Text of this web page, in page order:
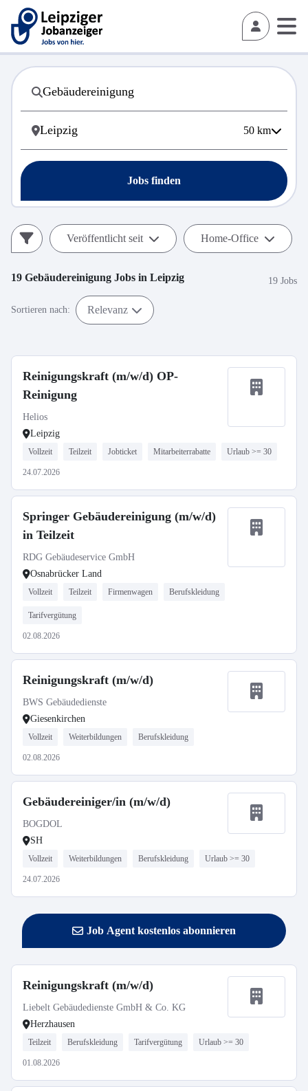
50 km
Jobs finden
Veröffentlicht seit Home-Office
19 Gebäudereinigung Jobs in Leipzig 19 Jobs
Sortieren nach: Relevanz
Reinigungskraft (m/w/d) OP-
Reinigung
Helios
Leipzig
Vollzeit Teilzeit Jobticket Mitarbeiterrabatte Urlaub >= 30
24.07.2026
Springer Gebäudereinigung (m/w/d)
in Teilzeit
RDG Gebäudeservice GmbH
Osnabrücker Land
Vollzeit Teilzeit Firmenwagen Berufskleidung
Tarifvergütung
02.08.2026
Reinigungskraft (m/w/d)
BWS Gebäudedienste
Giesenkirchen
Vollzeit Weiterbildungen Berufskleidung
02.08.2026
Gebäudereiniger/in (m/w/d)
BOGDOL
SH
Vollzeit Weiterbildungen Berufskleidung Urlaub >= 30
24.07.2026
Job Agent kostenlos abonnieren
Reinigungskraft (m/w/d)
Liebelt Gebäudedienste GmbH & Co. KG
Herzhausen
Teilzeit Berufskleidung Tarifvergütung Urlaub >= 30
01.08.2026